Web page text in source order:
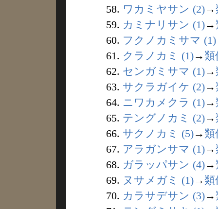
58. ワカミヤサン (2)→
59. カミナリサン (1)→
60. フクノカミサマ (1)
61. クラノカミ (1)→ 類
62. センガミサマ (1)→
63. サクラガイケ (2)→
64. ニワカメクラ (1)→
65. テングノカミ (2)→
66. サクノカミ (5)→ 類
67. アラガンサマ (1)→
68. ガラッパサン (4)→
69. ヌサメガミ (1)→ 類
70. カラサデサン (3)→